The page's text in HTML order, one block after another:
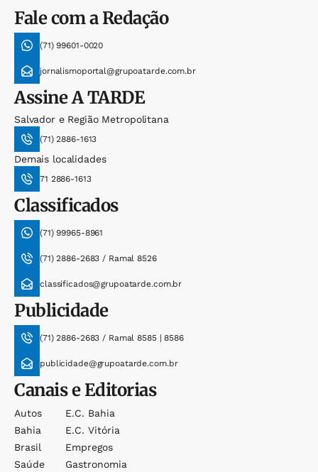
Fale com a Redação
(71) 99601-0020
jornalismoportal@grupoatarde.com.br
AssineA TARDE
Salvador e Região Metropolitana
(71) 2886-1613
Demais localidades
71 2886-1613
Classificados
(71) 99965-8961
(71) 2886-2683 / Ramal 8526
classificados@grupoatarde.com.br
Publicidade
(71) 2886-2683 / Ramal 8585 | 8586
publicidade@grupoatarde.com.br
Canais e Editorias
Autos
Bahia
Brasil
Saúde
E.c. Bahia
E.c. Vitória
Empregos
Gastronomia